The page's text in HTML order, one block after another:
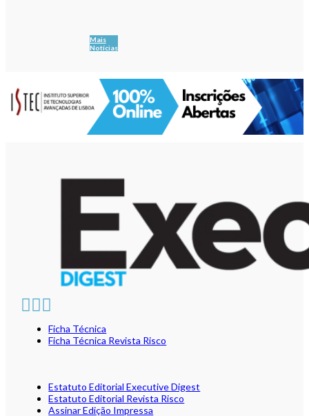
Mais
Notícias
Ficha Técnica
Ficha Técnica Revista Risco
Estatuto Editorial Executive Digest
Estatuto Editorial Revista Risco
Assinar Edição Impressa